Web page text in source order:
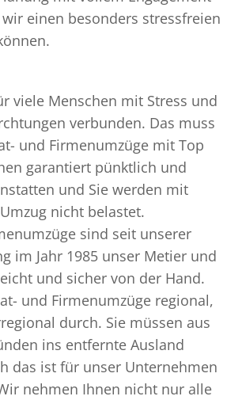
einen besonders stressfreien
viele Menschen mit Stress und
verbunden. Das muss
und Firmenumzüge mit Top
garantiert pünktlich und
und Sie werden mit
nicht belastet.
sind seit unserer
im Jahr 1985 unser Metier und
und sicher von der Hand.
und Firmenumzüge regional,
durch. Sie müssen aus
ins entfernte Ausland
das ist für unser Unternehmen
nehmen Ihnen nicht nur alle